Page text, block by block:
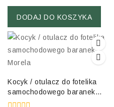
of
DODAJ DO KOSZYKA
Kocyk / otulacz do fotelika
samochodowego baranek
Morela